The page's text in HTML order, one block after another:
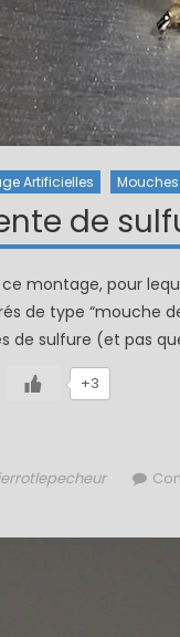
Artificielles Mouches
de
montage, pour
de type “mouche
sulfure (et pas
+3